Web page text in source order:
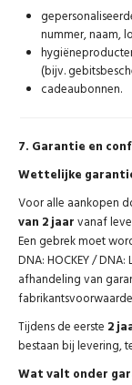
nummer, naam,
(bijv.
cadeaubonnen.
7. Garantie en
Wettelijke
Voor alle aankopen
van 2 jaarvanaf
Een gebrek moet
DNA: HOCKEY /
afhandeling van
Tijdens de eerste 2
bestaan bij levering,
Wat valt onder